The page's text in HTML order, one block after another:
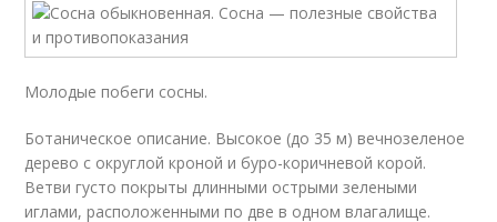
Молодые побеги сосны.
Ботаническое описание. Высокое (до 35 м) вечнозеленое
дерево с округлой кроной и буро-коричневой корой.
Ветви густо покрыты длинными острыми зелеными
иглами, расположенными по две в одном влагалище.